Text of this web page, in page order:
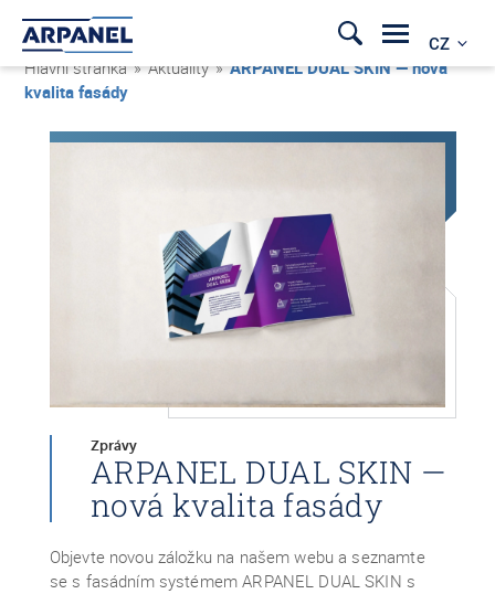
CZ
Hlavní stránka » Aktuality »ARPANEL DUAL SKIN — nová
kvalita fasády
Zprávy
ARPANEL DUAL SKIN —
nová kvalita fasády
Objevte novou záložku na našem webu a seznamte
se s fasádním systémem ARPANEL DUAL SKIN s